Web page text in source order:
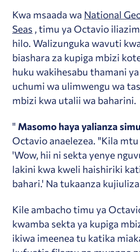
Kwa msaada wa National
Seas , timu ya Octavio
hilo. Walizunguka wavuti
biashara za kupiga mbizi
huku wakihesabu thamani
uchumi wa ulimwengu wa
mbizi kwa utalii wa baharini.
" Masomo haya yalianza
Octavio anaelezea. "Kila
'Wow, hii ni sekta yenye
lakini kwa kweli haishiriki
bahari.' Na tukaanza
Kile ambacho timu ya
kwamba sekta ya kupiga
ikiwa imeenea tu katika